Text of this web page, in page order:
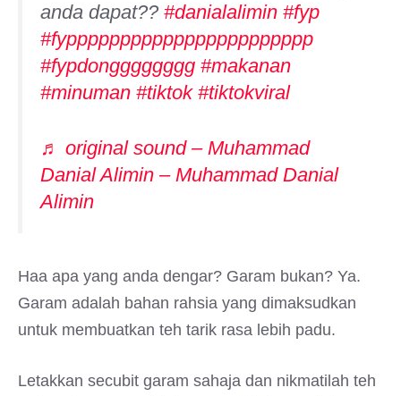
anda dapat?? #danialalimin #fyp
#fyppppppppppppppppppppppp
#fypdongggggggg #makanan
#minuman #tiktok #tiktokviral
♬ original sound – Muhammad
Danial Alimin – Muhammad Danial
Alimin
Haa apa yang anda dengar? Garam bukan? Ya.
Garam adalah bahan rahsia yang dimaksudkan
untuk membuatkan teh tarik rasa lebih padu.
Letakkan secubit garam sahaja dan nikmatilah teh